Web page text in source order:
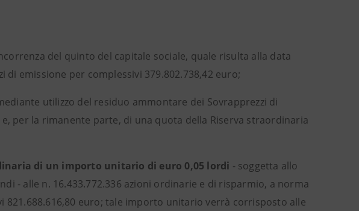
del quinto del capitale sociale, quale risulta alla data
di emissione per complessivi 379.802.738,42 euro;
utilizzo del residuo ammontare dei Sovrapprezzi di
per la rimanente parte, di una quota della Riserva straordinaria
di un importo unitario di euro 0,05 lordi - soggetta allo
- alle n. 16.433.772.336 azioni ordinarie e di risparmio, a norma
821.688.616,80 euro; tale importo unitario verrà corrisposto alle